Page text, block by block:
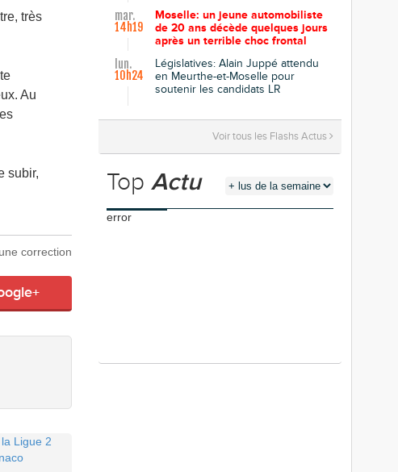
très
Au
subir,
correction
mar.
14h19
Moselle: un jeune automobiliste
de 20 ans décède quelques jours
après un terrible choc frontal
lun.
10h24
Législatives: Alain Juppé attendu
en Meurthe-et-Moselle pour
soutenir les candidats LR
Voir tous les Flashs Actus
Top Actu
error